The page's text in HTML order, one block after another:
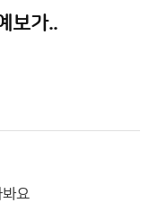
보가..
요